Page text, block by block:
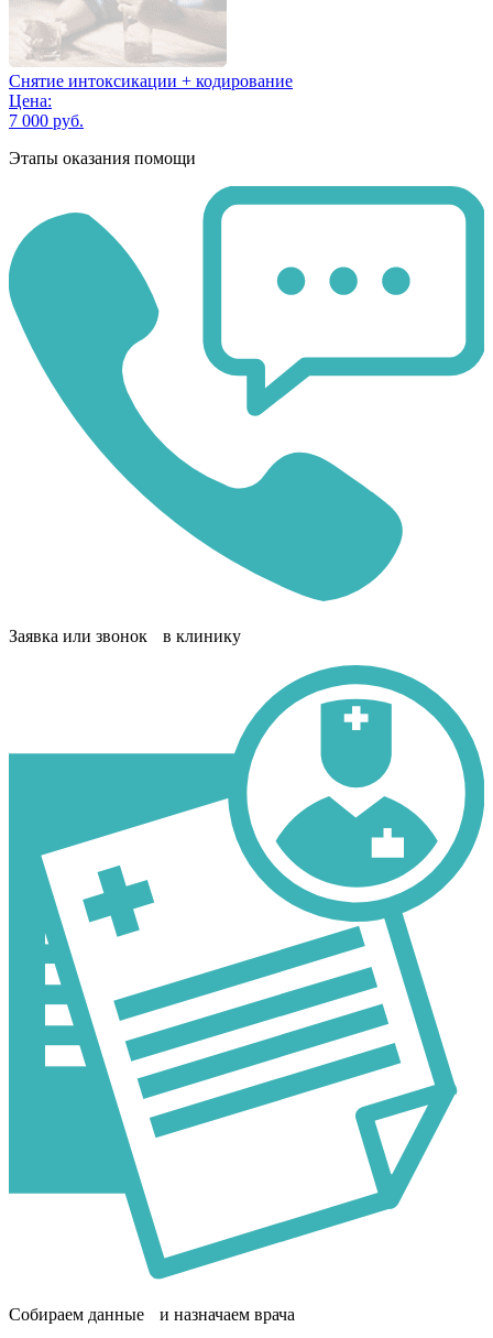
Снятие интоксикации + кодирование
Цена:
7 000 руб.
Этапы оказания помощи
Заявка или звонок в клинику
Собираем данные и назначаем врача